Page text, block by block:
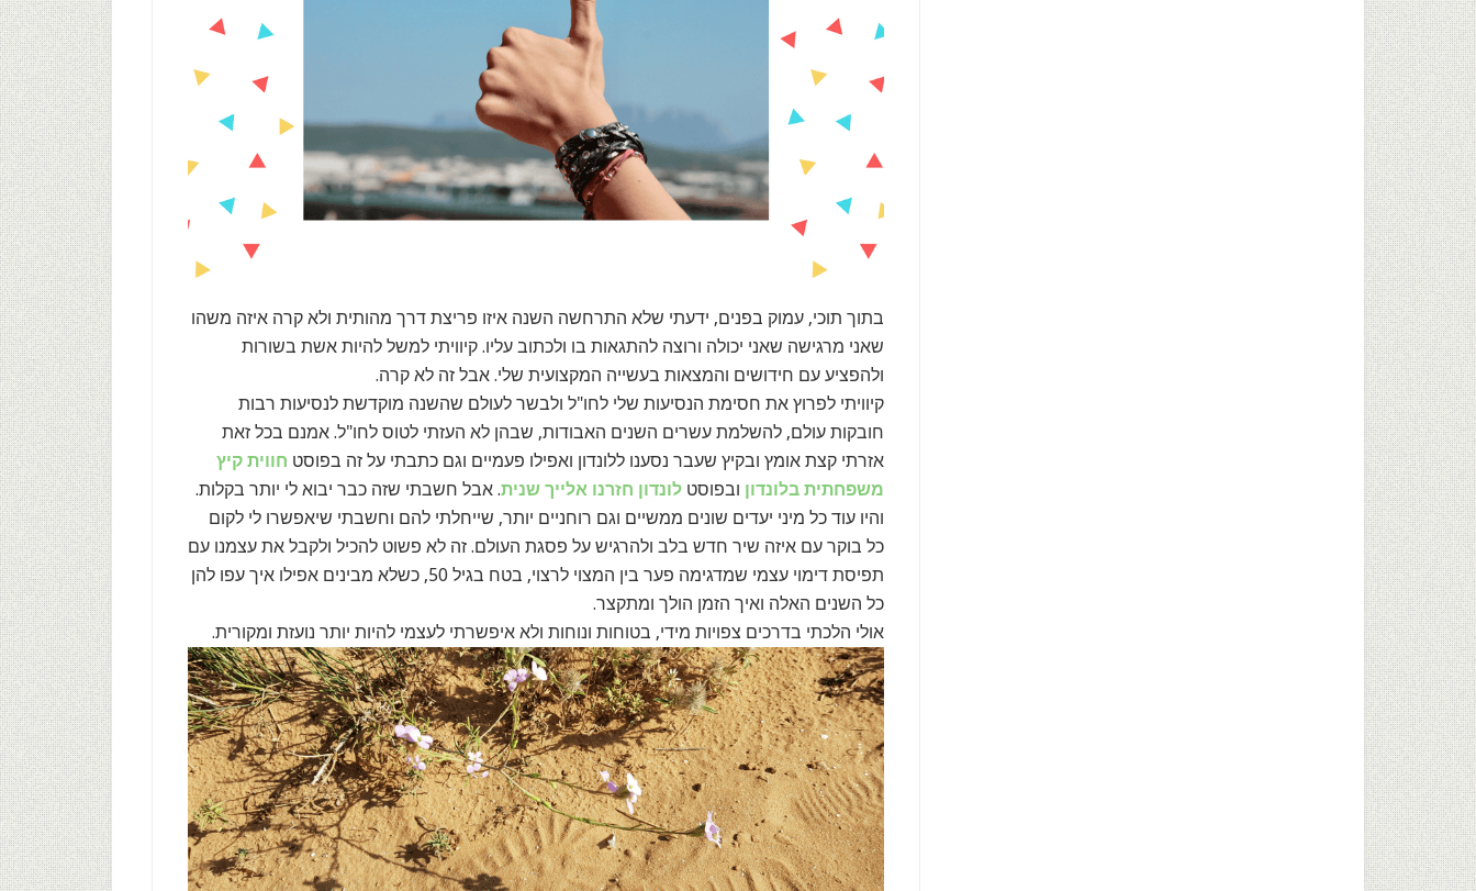
בתוך תוכי, עמוק בפנים, ידעתי שלא התרחשה השנה איזו פריצת דרך מהותית ולא קרה איזה משהו
שאני מרגישה שאני יכולה ורוצה להתגאות בו ולכתוב עליו. קיוויתי למשל להיות אשת בשורות
ולהפציע עם חידושים והמצאות בעשייה המקצועית שלי. אבל זה לא קרה.
קיוויתי לפרוץ את חסימת הנסיעות שלי לחו"ל ולבשר לעולם שהשנה מוקדשת לנסיעות רבות
חובקות עולם, להשלמת עשרים השנים האבודות, שבהן לא העזתי לטוס לחו"ל. אמנם בכל זאת
אזרתי קצת אומץ ובקיץ שעבר נסענו ללונדון ואפילו פעמיים וגם כתבתי על זה בפוסט חווית קיץ
משפחתית בלונדון ובפוסט לונדון חזרנו אלייך שנית. אבל חשבתי שזה כבר יבוא לי יותר בקלות.
והיו עוד כל מיני יעדים שונים ממשיים וגם רוחניים יותר, שייחלתי להם וחשבתי שיאפשרו לי לקום
כל בוקר עם איזה שיר חדש בלב ולהרגיש על פסגת העולם. זה לא פשוט להכיל ולקבל את עצמנו עם
תפיסת דימוי עצמי שמדגימה פער בין המצוי לרצוי, בטח בגיל 50, כשלא מבינים אפילו איך עפו להן
כל השנים האלה ואיך הזמן הולך ומתקצר.
אולי הלכתי בדרכים צפויות מידי, בטוחות ונוחות ולא איפשרתי לעצמי להיות יותר נועזת ומקורית.